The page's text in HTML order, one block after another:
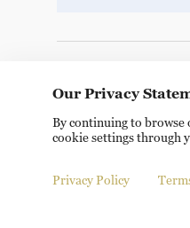
© China Radio
Our Privacy
By continuing to browse
cookie settings through
Privacy Policy